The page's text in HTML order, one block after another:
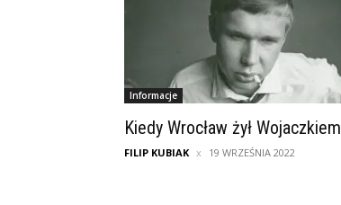
Informacje
Kiedy Wrocław żył Wojaczkiem
FILIP KUBIAK 19 WRZEŚNIA 2022